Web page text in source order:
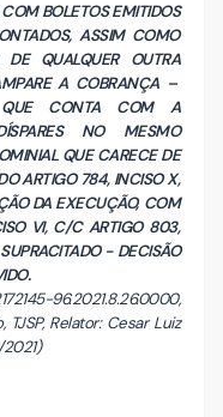
BOLETOS EMITIDOS
ASSIM COMO
DE QUALQUER OUTRA
A COBRANÇA –
QUE CONTA COM A
NO MESMO
QUE CARECE DE
ARTIGO 784, INCISO X,
DA EXECUÇÃO, COM
VI, C/C ARTIGO 803,
- DECISÃO
96.2021.8.26.0000,
Relator: Cesar Luiz